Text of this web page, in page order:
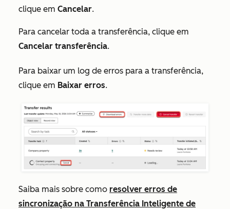
clique em Cancelar.
Para cancelar toda a transferência, clique em
Cancelar transferência.
Para baixar um log de erros para a transferência,
clique em Baixar erros.
Saiba mais sobre como resolver erros de
sincronização na Transferência Inteligente de